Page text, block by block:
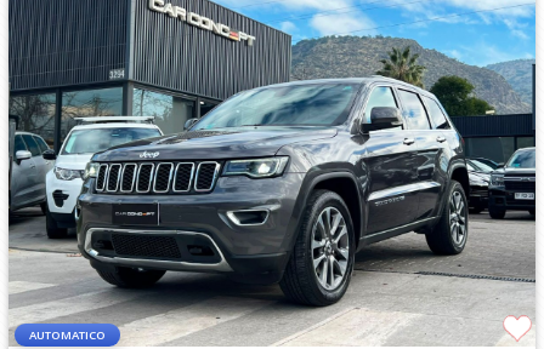
AUTOMATICO